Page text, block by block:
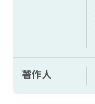
著作人